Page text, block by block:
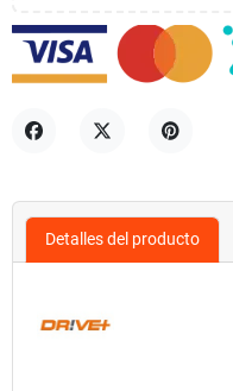
Detalles del producto